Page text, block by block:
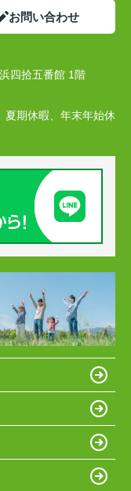
お問い合わせ
四拾五番館 1階
夏期休暇、年末年始休